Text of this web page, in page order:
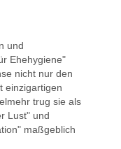
und
Ehehygiene"
nicht nur den
einzigartigen
trug sie als
Lust" und
maßgeblich